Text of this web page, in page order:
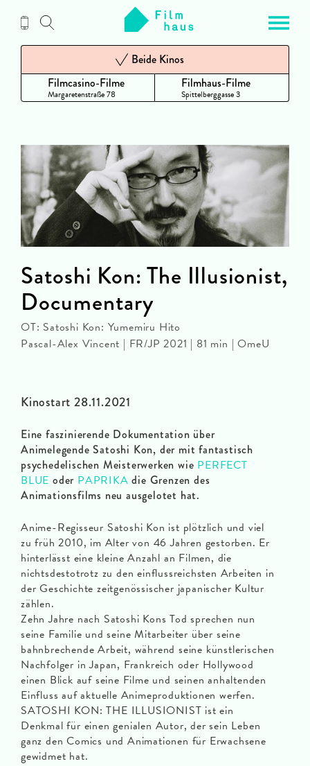
Inhalt
Filmcasino-Filme
Margaretenstraße 78
Beide Kinos
Filmhaus-Filme
Spittelberggasse 3
Kinostart 28.11.2021
Eine faszinierende Dokumentation über
Animelegende Satoshi Kon, der mit fantastisch
psychedelischen Meisterwerken wie PERFECT
BLUE oder PAPRIKA die Grenzen des
Animationsfilms neu ausgelotet hat.
Anime-Regisseur Satoshi Kon ist plötzlich und viel
zu früh 2010, im Alter von 46 Jahren gestorben. Er
hinterlässt eine kleine Anzahl an Filmen, die
nichtsdestotrotz zu den einflussreichsten Arbeiten in
der Geschichte zeitgenössischer japanischer Kultur
zählen.
Zehn Jahre nach Satoshi Kons Tod sprechen nun
seine Familie und seine Mitarbeiter über seine
bahnbrechende Arbeit, während seine künstlerischen
Nachfolger in Japan, Frankreich oder Hollywood
einen Blick auf seine Filme und seinen anhaltenden
Einfluss auf aktuelle Animeproduktionen werfen.
SATOSHI KON: THE ILLUSIONIST ist ein
Denkmal für einen genialen Autor, der sein Leben
ganz den Comics und Animationen für Erwachsene
gewidmet hat.
Satoshi Kon: The Illusionist,
Documentary
OT: Satoshi Kon: Yumemiru Hito
Pascal-Alex Vincent | FR/JP 2021 | 81 min | OmeU